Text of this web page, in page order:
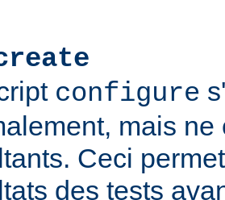
configure
mais
Ceci
des tests